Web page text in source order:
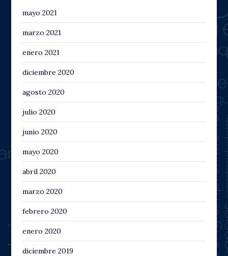
mayo 2021
marzo 2021
enero 2021
diciembre 2020
agosto 2020
julio 2020
junio 2020
mayo 2020
abril 2020
marzo 2020
febrero 2020
enero 2020
diciembre 2019